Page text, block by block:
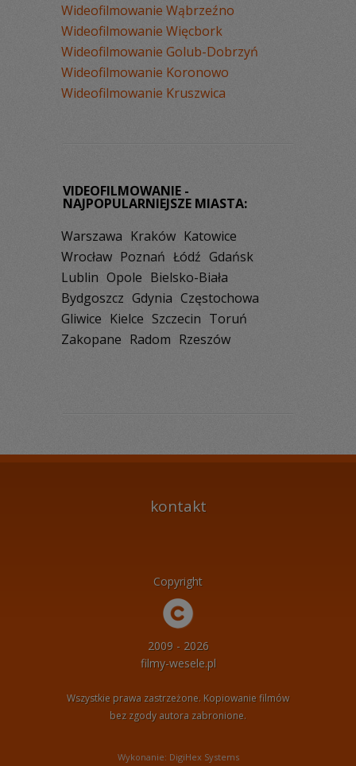
Wideofilmowanie Wąbrzeźno
Wideofilmowanie Więcbork
Wideofilmowanie Golub-Dobrzyń
Wideofilmowanie Koronowo
Wideofilmowanie Kruszwica
VIDEOFILMOWANIE -
NAJPOPULARNIEJSZE MIASTA:
Warszawa Kraków Katowice
Wrocław Poznań Łódź Gdańsk
Lublin Opole Bielsko-Biała
Bydgoszcz Gdynia Częstochowa
Gliwice Kielce Szczecin Toruń
Zakopane Radom Rzeszów
kontakt
Copyright
2009 - 2026
filmy-wesele.pl
Wszystkie prawa zastrzeżone. Kopiowanie filmów
bez zgody autora zabronione.
Wykonanie: DigiHex Systems